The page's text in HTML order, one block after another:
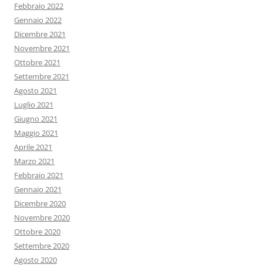
Febbraio 2022
Gennaio 2022
Dicembre 2021
Novembre 2021
Ottobre 2021
Settembre 2021
Agosto 2021
Luglio 2021
Giugno 2021
Maggio 2021
Aprile 2021
Marzo 2021
Febbraio 2021
Gennaio 2021
Dicembre 2020
Novembre 2020
Ottobre 2020
Settembre 2020
Agosto 2020